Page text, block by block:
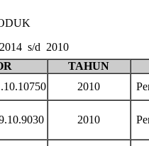
2014 s/d 2010
TAHUN
2010
2010